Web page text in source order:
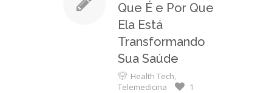
Que É e Por Que
Ela Está
Transformando
Sua Saúde
Health Tech,
Telemedicina
1